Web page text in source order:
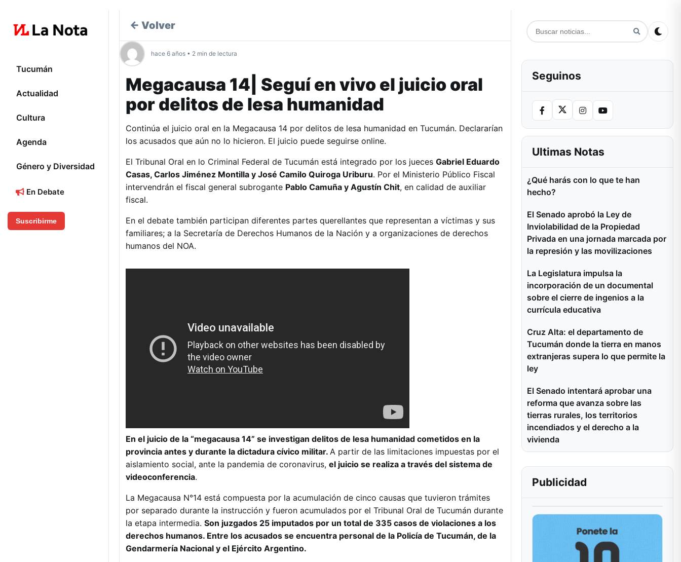
Tucumán
Actualidad
Cultura
Agenda
Género y Diversidad
En Debate
Suscribirme
← Volver
hace 6 años • 2 min de lectura
Megacausa 14| Seguí en vivo el juicio oral
por delitos de lesa humanidad
Continúa el juicio oral en la Megacausa 14 por delitos de lesa humanidad en Tucumán. Declararían
los acusados que aún no lo hicieron. El juicio puede seguirse online.
El Tribunal Oral en lo Criminal Federal de Tucumán está integrado por los jueces Gabriel Eduardo
Casas, Carlos Jiménez Montilla y José Camilo Quiroga Uriburu. Por el Ministerio Público Fiscal
intervendrán el fiscal general subrogante Pablo Camuña y Agustín Chit, en calidad de auxiliar
fiscal.
En el debate también participan diferentes partes querellantes que representan a víctimas y sus
familiares; a la Secretaría de Derechos Humanos de la Nación y a organizaciones de derechos
humanos del NOA.
En el juicio de la “megacausa 14” se investigan delitos de lesa humanidad cometidos en la
provincia antes y durante la dictadura cívico militar. A partir de las limitaciones impuestas por el
aislamiento social, ante la pandemia de coronavirus, el juicio se realiza a través del sistema de
videoconferencia.
La Megacausa N°14 está compuesta por la acumulación de cinco causas que tuvieron trámites
por separado durante la instrucción y fueron acumulados por el Tribunal Oral de Tucumán durante
la etapa intermedia. Son juzgados 25 imputados por un total de 335 casos de violaciones a los
derechos humanos. Entre los acusados se encuentra personal de la Policía de Tucumán, de la
Gendarmería Nacional y el Ejército Argentino.
Seguinos
Ultimas Notas
¿Qué harás con lo que te han
hecho?
El Senado aprobó la Ley de
Inviolabilidad de la Propiedad
Privada en una jornada marcada por
la represión y las movilizaciones
La Legislatura impulsa la
incorporación de un documental
sobre el cierre de ingenios a la
currícula educativa
Cruz Alta: el departamento de
Tucumán donde la tierra en manos
extranjeras supera lo que permite la
ley
El Senado intentará aprobar una
reforma que avanza sobre las
tierras rurales, los territorios
incendiados y el derecho a la
vivienda
Publicidad